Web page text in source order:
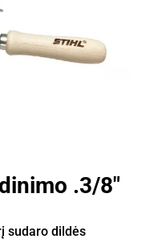
.3/8"
sudaro dildės